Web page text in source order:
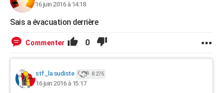
16 juin 2016 à 14:18
Sais a évacuation derrière
Commenter 0
stf_la sudiste 8 275
16 juin 2016 à 15:17